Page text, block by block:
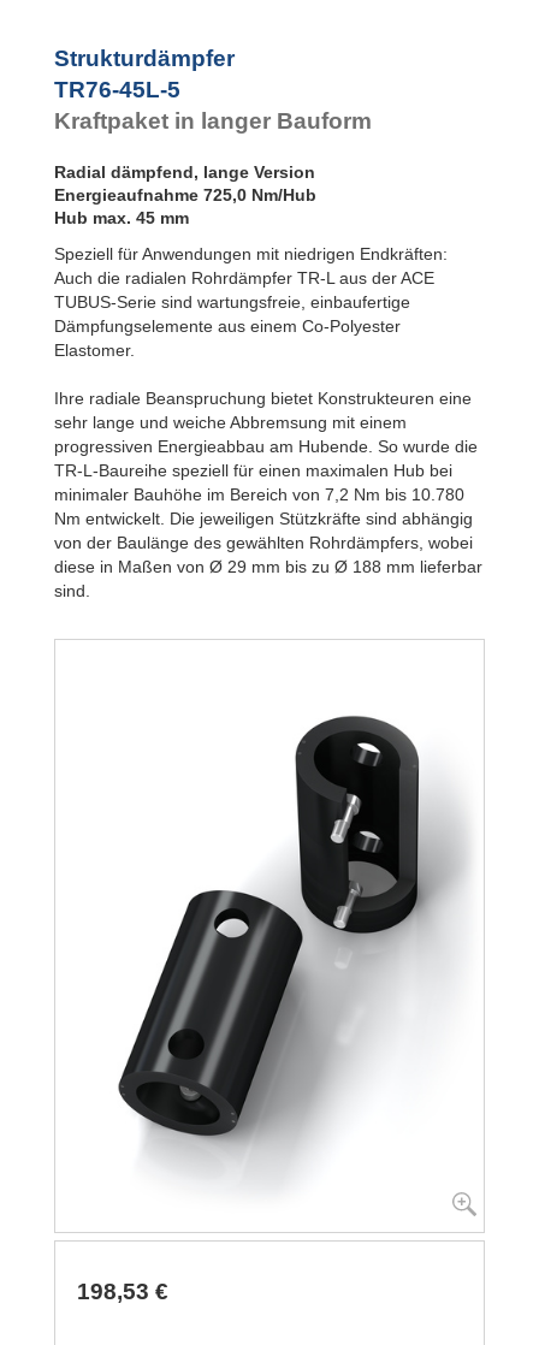
TR99-60L-3
TR99-60L-4
TR99-60L-5
TR99-60L-6
TR143-86L-2
TR143-86L-3
TR143-86L-4
TR143-86L-5
TR143-86L-6
TR143-86L-7
TR188-108L-1
TR188-108L-2
Strukturdämpfer
TR76-45L-5
Kraftpaket in langer Bauform
Radial dämpfend, lange Version
Energieaufnahme 725,0 Nm/Hub
Hub max. 45 mm
Speziell für Anwendungen mit niedrigen Endkräften:
Auch die radialen Rohrdämpfer TR-L aus der ACE
TUBUS-Serie sind wartungsfreie, einbaufertige
Dämpfungselemente aus einem Co-Polyester
Elastomer.
Ihre radiale Beanspruchung bietet Konstrukteuren eine
sehr lange und weiche Abbremsung mit einem
progressiven Energieabbau am Hubende. So wurde die
TR-L-Baureihe speziell für einen maximalen Hub bei
minimaler Bauhöhe im Bereich von 7,2 Nm bis 10.780
Nm entwickelt. Die jeweiligen Stützkräfte sind abhängig
von der Baulänge des gewählten Rohrdämpfers, wobei
diese in Maßen von Ø 29 mm bis zu Ø 188 mm lieferbar
sind.
198,53 €